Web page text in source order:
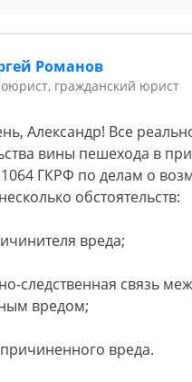
Романов
гражданский юрист
Александр! Все
вины пешехода в
1064 ГКРФ по делам о
обстоятельств:
вреда;
следственная связь
вредом;
вреда.